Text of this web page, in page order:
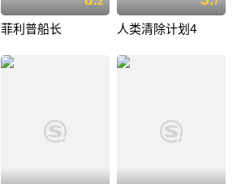
菲利普船长 人类清除计划4